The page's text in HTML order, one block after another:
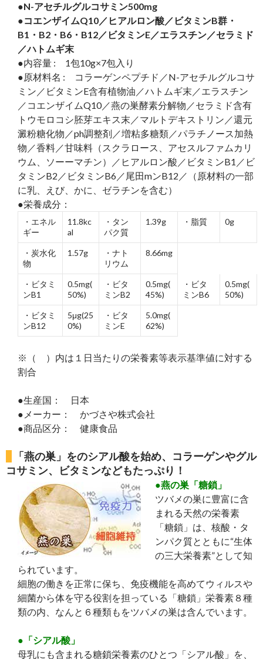
●N-アセチルグルコサミン500mg
●コエンザイムQ10／ヒアルロン酸／ビタミンB群・
B1・B2・B6・B12／ビタミンE／エラスチン／セラミド
／ハトムギ末
●内容量 : 1包10g×7包入り
●原材料名 : コラーゲンペプチド／N-アセチルグルコサ
ミン／ビタミンE含有植物油／ハトムギ末／エラスチン
／コエンザイムQ10／燕の巣酵素分解物／セラミド含有
トウモロコシ胚芽エキス末／マルトデキストリン／還元
澱粉糖化物／ph調整剤／増粘多糖類／パラチノース加熱
物／香料／甘味料（スクラロース、アセスルファムカリ
ウム、ソーーマチン）／ヒアルロン酸／ビタミンB1／ビ
タミンB2／ビタミンB6／尾田mンB12／（原材料の一部
に乳、えび、かに、ゼラチンを含む）
●栄養成分：
・エネル
ギー
11.8kc
al
・タン
パク質
1.39g ・脂質 0g
・炭水化
物
1.57g
・ナト
リウム
8.66mg
・ビタミ
ンB1
0.5mg(
50%)
・ビタ
ミンB2
0.5mg(
45%)
・ビタ
ミンB6
0.5mg(
50%)
・ビタミ
ンB12
5μg(25
0%)
・ビタ
ミンE
5.0mg(
62%)
※（ ）内は１日当たりの栄養素等表示基準値に対する
割合
●生産国： 日本
●メーカー： かづさや株式会社
●商品区分： 健康食品
「燕の巣」をのシアル酸を始め、コラーゲンやグル
コサミン、ビタミンなどもたっぷり！
●燕の巣「糖鎖」
ツバメの巣に豊富に含
まれる天然の栄養素
「糖鎖」は、核酸・タ
ンパク質とともに“生体
の三大栄養素”として知
られています。
細胞の働きを正常に保ち、免疫機能を高めてウィルスや
細菌から体を守る役割を担っている「糖鎖」栄養素８種
類の内、なんと６種類もをツバメの巣は含んでいます。
●「シアル酸」
母乳にも含まれる糖鎖栄養素のひとつ「シアル酸」を、